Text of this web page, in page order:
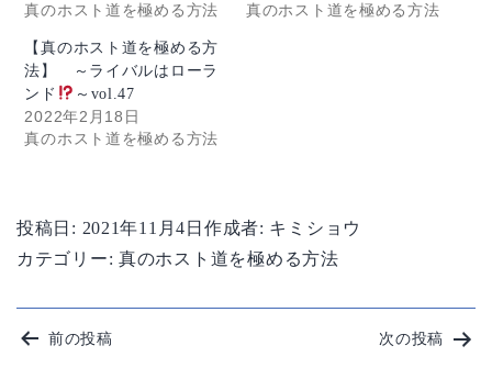
真のホスト道を極める方法
真のホスト道を極める方法
【真のホスト道を極める方
法】 ～ライバルはローラ
ンド
～vol.47
2022年2月18日
真のホスト道を極める方法
投稿日: 2021年11月4日 作成者: キミショウ
カテゴリー:真のホスト道を極める方法
投前の投稿 次の投稿